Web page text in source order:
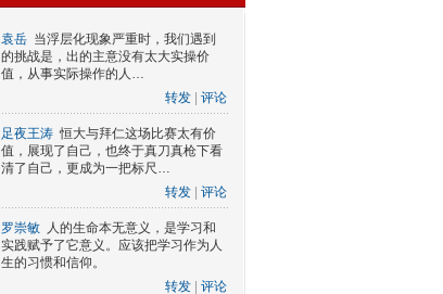
袁岳 当浮层化现象严重时，我们遇到
的挑战是，出的主意没有太大实操价
值，从事实际操作的人…
转发
评论
足夜王涛 恒大与拜仁这场比赛太有价
值，展现了自己，也终于真刀真枪下看
清了自己，更成为一把标尺…
转发
评论
罗崇敏 人的生命本无意义，是学习和
实践赋予了它意义。应该把学习作为人
生的习惯和信仰。
转发
评论